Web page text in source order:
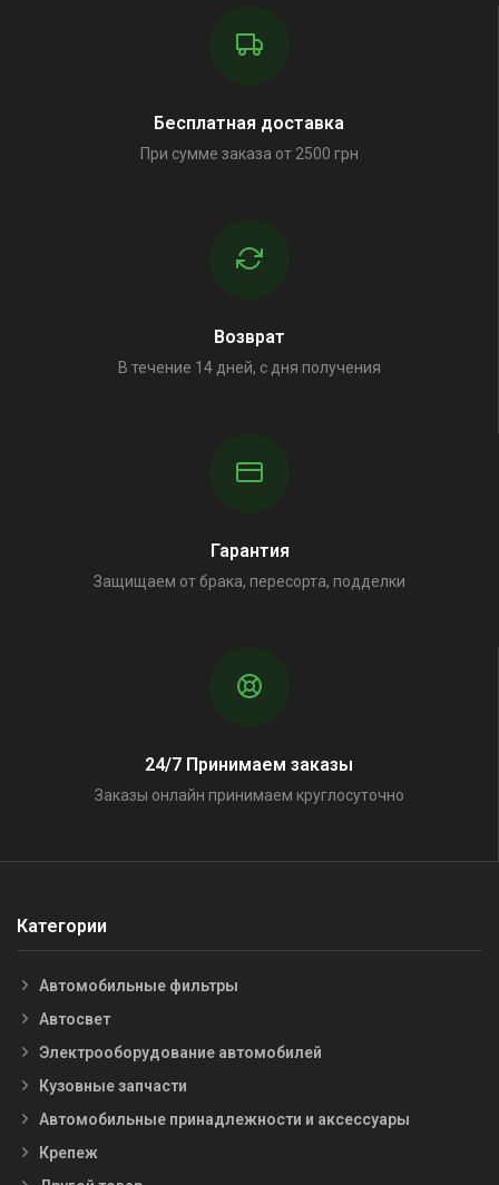
Бесплатная доставка
При сумме заказа от 2500 грн
Возврат
В течение 14 дней, с дня получения
Гарантия
Защищаем от брака, пересорта, подделки
24/7 Принимаем заказы
Заказы онлайн принимаем круглосуточно
Категории
Автомобильные фильтры
Автосвет
Электрооборудование автомобилей
Кузовные запчасти
Автомобильные принадлежности и аксессуары
Крепеж